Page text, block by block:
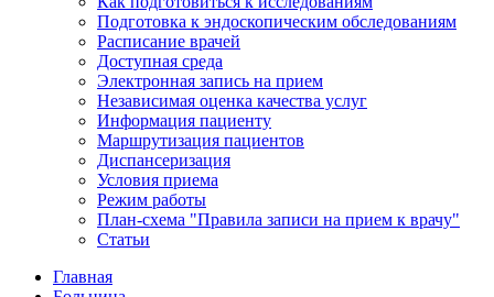
Подготовка к эндоскопическим обследованиям
Расписание врачей
Доступная среда
Электронная запись на прием
Независимая оценка качества услуг
Информация пациенту
Маршрутизация пациентов
Диспансеризация
Условия приема
Режим работы
План-схема "Правила записи на прием к врачу"
Статьи
Главная